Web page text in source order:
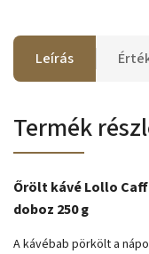
Leírás
Termék
Őrölt kávé Lollo
doboz 250 g
A kávébab pörkölt a